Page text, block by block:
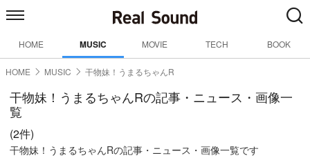
HOME MUSIC MOVIE TECH BOOK
HOME MUSIC 干物妹！うまるちゃんR
干物妹！うまるちゃんRの記事・ニュース・画像一
覧
(2件)
干物妹！うまるちゃんRの記事・ニュース・画像一覧です